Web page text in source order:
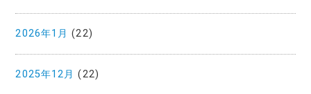
2026年1月 (22)
2025年12月 (22)